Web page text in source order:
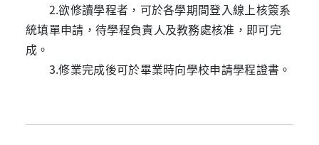
2.欲修讀學程者，可於各學期間登入線上核簽系
統填單申請，待學程負責人及教務處核准，即可完
成。
3.修業完成後可於畢業時向學校申請學程證書。